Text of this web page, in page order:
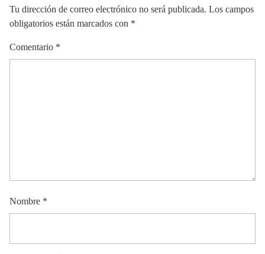
Tu dirección de correo electrónico no será publicada. Los campos
obligatorios están marcados con *
Comentario *
Nombre *